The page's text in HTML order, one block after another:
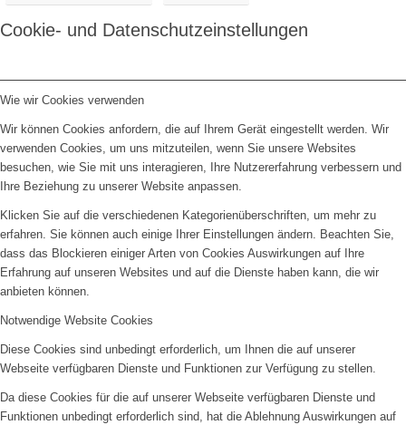
Cookie- und Datenschutzeinstellungen
Wie wir Cookies verwenden
Wir können Cookies anfordern, die auf Ihrem Gerät eingestellt werden. Wir
verwenden Cookies, um uns mitzuteilen, wenn Sie unsere Websites
besuchen, wie Sie mit uns interagieren, Ihre Nutzererfahrung verbessern und
Ihre Beziehung zu unserer Website anpassen.
Klicken Sie auf die verschiedenen Kategorienüberschriften, um mehr zu
erfahren. Sie können auch einige Ihrer Einstellungen ändern. Beachten Sie,
dass das Blockieren einiger Arten von Cookies Auswirkungen auf Ihre
Erfahrung auf unseren Websites und auf die Dienste haben kann, die wir
anbieten können.
Notwendige Website Cookies
Diese Cookies sind unbedingt erforderlich, um Ihnen die auf unserer
Webseite verfügbaren Dienste und Funktionen zur Verfügung zu stellen.
Da diese Cookies für die auf unserer Webseite verfügbaren Dienste und
Funktionen unbedingt erforderlich sind, hat die Ablehnung Auswirkungen auf